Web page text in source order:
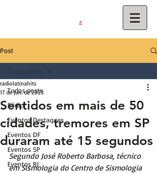
.
Post
Todos posts
Rádio
Eventos Destaques
Eventos DF
Eventos SP
Eventos RJ
Todos posts
Sentidos em mais de 50
cidades, tremores em SP
duraram até 15 segundos
radiolatinahits
17 de jun. de 2023
Segundo José Roberto Barbosa, técnico
em Sismologia do Centro de Sismologia